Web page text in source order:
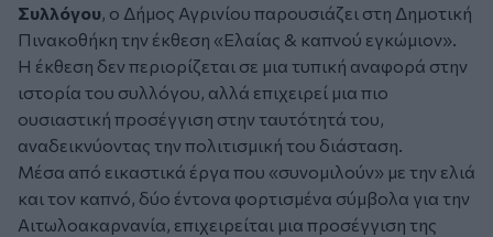
Συλλόγου, ο Δήμος Αγρινίου παρουσιάζει στη Δημοτική
Πινακοθήκη την έκθεση «Ελαίας & καπνού εγκώμιον».
Η έκθεση δεν περιορίζεται σε μια τυπική αναφορά στην
ιστορία του συλλόγου, αλλά επιχειρεί μια πιο
ουσιαστική προσέγγιση στην ταυτότητά του,
αναδεικνύοντας την πολιτισμική του διάσταση.
Μέσα από εικαστικά έργα που «συνομιλούν» με την ελιά
και τον καπνό, δύο έντονα φορτισμένα σύμβολα για την
Αιτωλοακαρνανία, επιχειρείται μια προσέγγιση της